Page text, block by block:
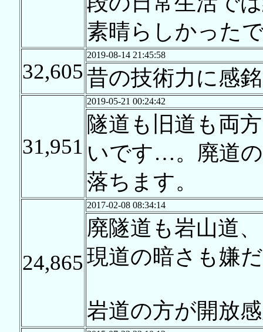
素晴らしかった
32,605
2019-08-14 21:45:58
昔の技術力に感
31,951
2019-05-21 00:24:42
隧道も旧道も両
いです…。廃道
落ちます。
24,865
2017-02-08 08:34:14
廃隧道も岩山道
現道の暗さも嫌
岩道の方が開放